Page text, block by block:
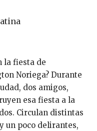
Noriega? Durante
dos amigos,
esa fiesta a la
Circulan distintas
un poco delirantes,